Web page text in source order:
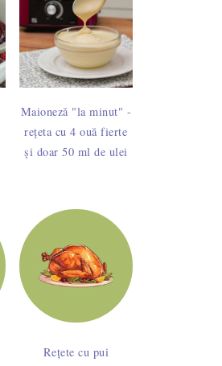
Maioneză "la minut" -
rețeta cu 4 ouă fierte
și doar 50 ml de ulei
Rețete cu pui